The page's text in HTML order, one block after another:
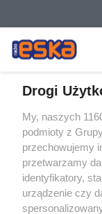
Żaden utwór
rozpowszechniany
tym także
eksploatacji w
Internecie bez
wykorzystanie
tzn. bez właściwej
ścigane prawnie.
Drogi
My, naszych
podmioty z
przechowujemy
przetwarzamy
identyfikatory,
urządzenie czy